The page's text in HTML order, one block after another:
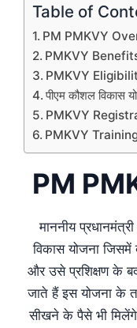
Table of
PM PMKVY
PMKVY
PMKVY
पीएम कौशल विकास
PMKVY
PMKVY
PM
माननीय
विकास योजना जिसमें
और उसे प्रशिक्षण के
जाते हैं इस योजना के
सीखने के पैसे भी मिलेंगे